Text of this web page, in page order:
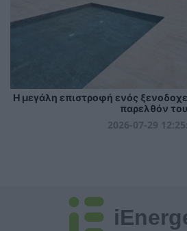
Η μεγάλη επιστροφή ενός
παρελθόν του
2026-07-29